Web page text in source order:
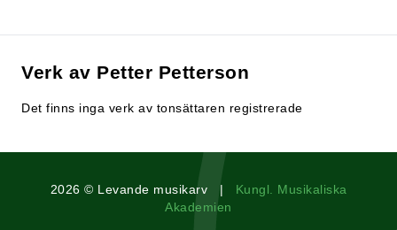
Verk av Petter Petterson
Det finns inga verk av tonsättaren registrerade
2026 © Levande musikarv | Kungl. Musikaliska
Akademien